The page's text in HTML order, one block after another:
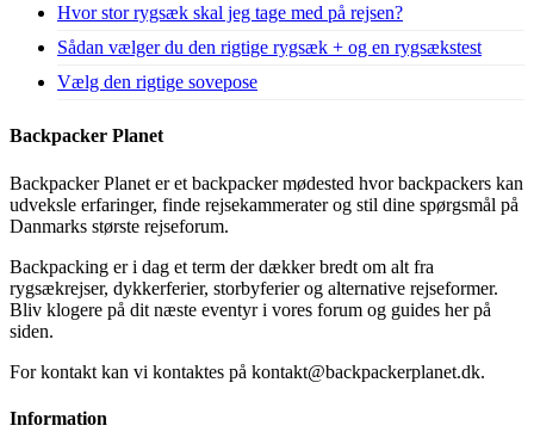
Hvor stor rygsæk skal jeg tage med på rejsen?
Sådan vælger du den rigtige rygsæk + og en rygsækstest
Vælg den rigtige sovepose
Backpacker Planet
Backpacker Planet er et backpacker mødested hvor backpackers kan
udveksle erfaringer, finde rejsekammerater og stil dine spørgsmål på
Danmarks største rejseforum.
Backpacking er i dag et term der dækker bredt om alt fra
rygsækrejser, dykkerferier, storbyferier og alternative rejseformer.
Bliv klogere på dit næste eventyr i vores forum og guides her på
siden.
For kontakt kan vi kontaktes på kontakt@backpackerplanet.dk.
Information